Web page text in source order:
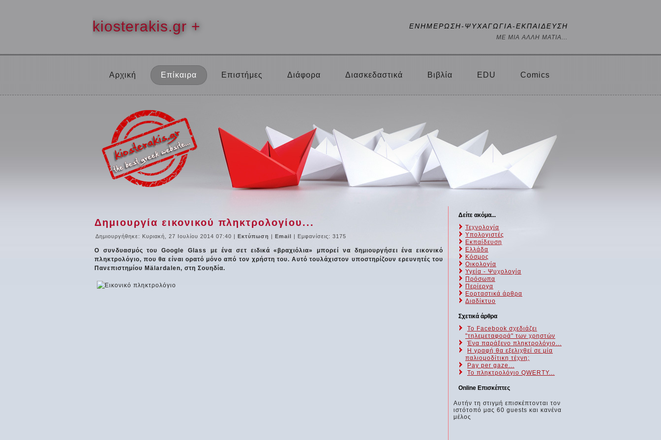
kiosterakis.gr + ΕΝΗΜΕΡΩΣΗ-ΨΥΧΑΓΩΓΙΑ-ΕΚΠΑΙΔΕΥΣΗ
ΜΕ ΜΙΑ ΑΛΛΗ ΜΑΤΙΑ...
Αρχική Επίκαιρα Επιστήμες Διάφορα Διασκεδαστικά Βιβλία EDU Comics
Δημιουργία εικονικού πληκτρολογίου...
Δημιουργήθηκε: Κυριακή, 27 Ιουλίου 2014 07:40 | Εκτύπωση | Email | Εμφανίσεις: 3175
Ο συνδυασμός του Google Glass με ένα σετ ειδικά «βραχιόλια» μπορεί να δημιουργήσει ένα εικονικό
πληκτρολόγιο, που θα είναι ορατό μόνο από τον χρήστη του. Αυτό τουλάχιστον υποστηρίζουν ερευνητές του
Πανεπιστημίου Mälardalen, στη Σουηδία.
Δείτε ακόμα...
Τεχνολογία
Υπολογιστές
Εκπαίδευση
Ελλάδα
Κόσμος
Οικολογία
Υγεία - Ψυχολογία
Πρόσωπα
Περίεργα
Εορταστικά άρθρα
Διαδίκτυο
Σχετικά άρθρα
Το Facebook σχεδιάζει
"τηλεμεταφορά" των χρηστών
Ένα παράξενο πληκτρολόγιο...
Η γραφή θα εξελιχθεί σε μία
παλιομοδίτικη τέχνη;
Pay per gaze...
Το πληκτρολόγιο QWERTY...
Online Επισκέπτες
Αυτήν τη στιγμή επισκέπτονται τον
ιστότοπό μας 60 guests και κανένα
μέλος